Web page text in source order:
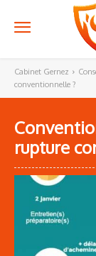
Cabinet Gernez
conventionnelle ?
rupture